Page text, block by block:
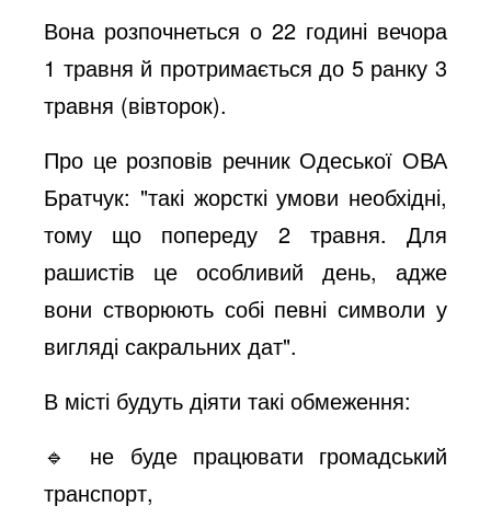
Вона розпочнеться о 22 годині вечора
1 травня й протримається до 5 ранку 3
травня (вівторок).
Про це розповів речник Одеської ОВА
Братчук: "такі жорсткі умови необхідні,
тому що попереду 2 травня. Для
рашистів це особливий день, адже
вони створюють собі певні символи у
вигляді сакральних дат".
В місті будуть діяти такі обмеження:
🔹 не буде працювати громадський
транспорт,